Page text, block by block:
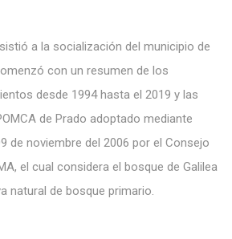
a la socialización del municipio de
con un resumen de los
desde 1994 hasta el 2019 y las
de Prado adoptado mediante
de noviembre del 2006 por el Consejo
el cual considera el bosque de Galilea
natural de bosque primario.